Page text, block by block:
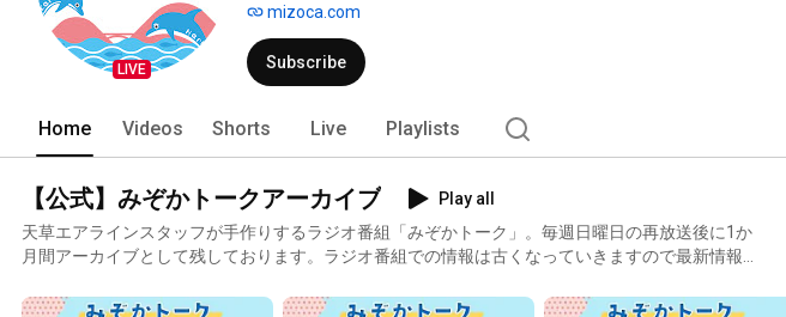
LIVE
mizoca.com
Subscribe
Home Videos Shorts Live Playlists
【公式】みぞかトークアーカイブ
Play all
天草エアラインスタッフが手作りするラジオ番組「みぞかトーク」。毎週日曜日の再放送後に1か
月間アーカイブとして残しております。ラジオ番組での情報は古くなっていきますので最新情報
ろん、天草空港や航空業界についての疑問・質問にもお答えしています。放送は木曜 18:30～